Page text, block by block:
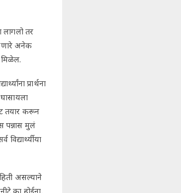
तर
अनेक
मिळेल.
प्रार्थना
तयार करून
पन्नास मुलं
या
असल्याने
का होईना,